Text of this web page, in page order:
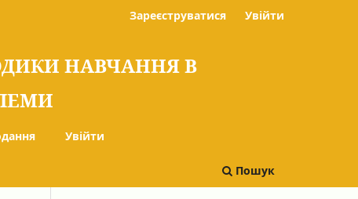
НАВЧАННЯ В
Увійти
Пошук
Зареєструватися Увійти